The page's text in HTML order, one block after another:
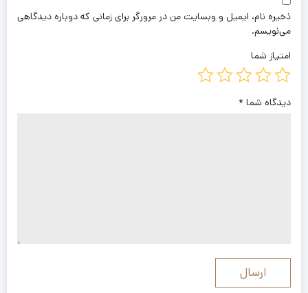
ذخیره نام، ایمیل و وبسایت من در مرورگر برای زمانی که دوباره دیدگاهی
می‌نویسم.
امتیاز شما
دیدگاه شما *